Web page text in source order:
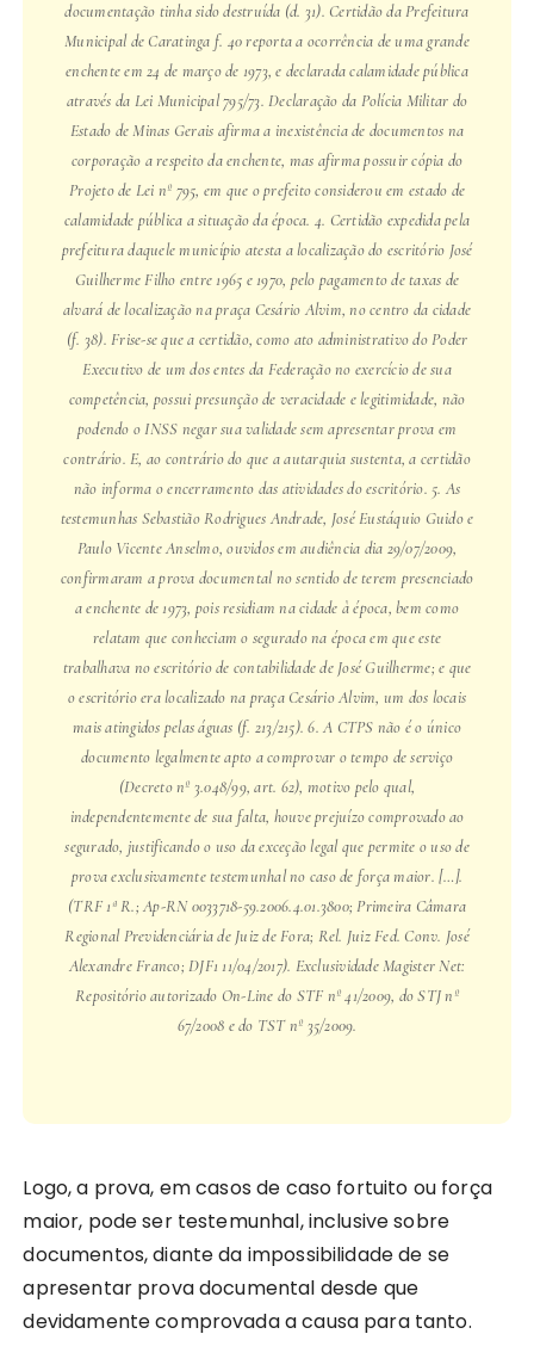
documentação tinha sido destruída (d. 31). Certidão da Prefeitura
Municipal de Caratinga f. 40 reporta a ocorrência de uma grande
enchente em 24 de março de 1973, e declarada calamidade pública
através da Lei Municipal 795/73. Declaração da Polícia Militar do
Estado de Minas Gerais afirma a inexistência de documentos na
corporação a respeito da enchente, mas afirma possuir cópia do
Projeto de Lei nº 795, em que o prefeito considerou em estado de
calamidade pública a situação da época. 4. Certidão expedida pela
prefeitura daquele município atesta a localização do escritório José
Guilherme Filho entre 1965 e 1970, pelo pagamento de taxas de
alvará de localização na praça Cesário Alvim, no centro da cidade
(f. 38). Frise-se que a certidão, como ato administrativo do Poder
Executivo de um dos entes da Federação no exercício de sua
competência, possui presunção de veracidade e legitimidade, não
podendo o INSS negar sua validade sem apresentar prova em
contrário. E, ao contrário do que a autarquia sustenta, a certidão
não informa o encerramento das atividades do escritório. 5. As
testemunhas Sebastião Rodrigues Andrade, José Eustáquio Guido e
Paulo Vicente Anselmo, ouvidos em audiência dia 29/07/2009,
confirmaram a prova documental no sentido de terem presenciado
a enchente de 1973, pois residiam na cidade à época, bem como
relatam que conheciam o segurado na época em que este
trabalhava no escritório de contabilidade de José Guilherme; e que
o escritório era localizado na praça Cesário Alvim, um dos locais
mais atingidos pelas águas (f. 213/215). 6. A CTPS não é o único
documento legalmente apto a comprovar o tempo de serviço
(Decreto nº 3.048/99, art. 62), motivo pelo qual,
independentemente de sua falta, houve prejuízo comprovado ao
segurado, justificando o uso da exceção legal que permite o uso de
prova exclusivamente testemunhal no caso de força maior. […].
(TRF 1ª R.; Ap-RN 0033718-59.2006.4.01.3800; Primeira Câmara
Regional Previdenciária de Juiz de Fora; Rel. Juiz Fed. Conv. José
Alexandre Franco; DJF1 11/04/2017). Exclusividade Magister Net:
Repositório autorizado On-Line do STF nº 41/2009, do STJ nº
67/2008 e do TST nº 35/2009.
Logo, a prova, em casos de caso fortuito ou força
maior, pode ser testemunhal, inclusive sobre
documentos, diante da impossibilidade de se
apresentar prova documental desde que
devidamente comprovada a causa para tanto.